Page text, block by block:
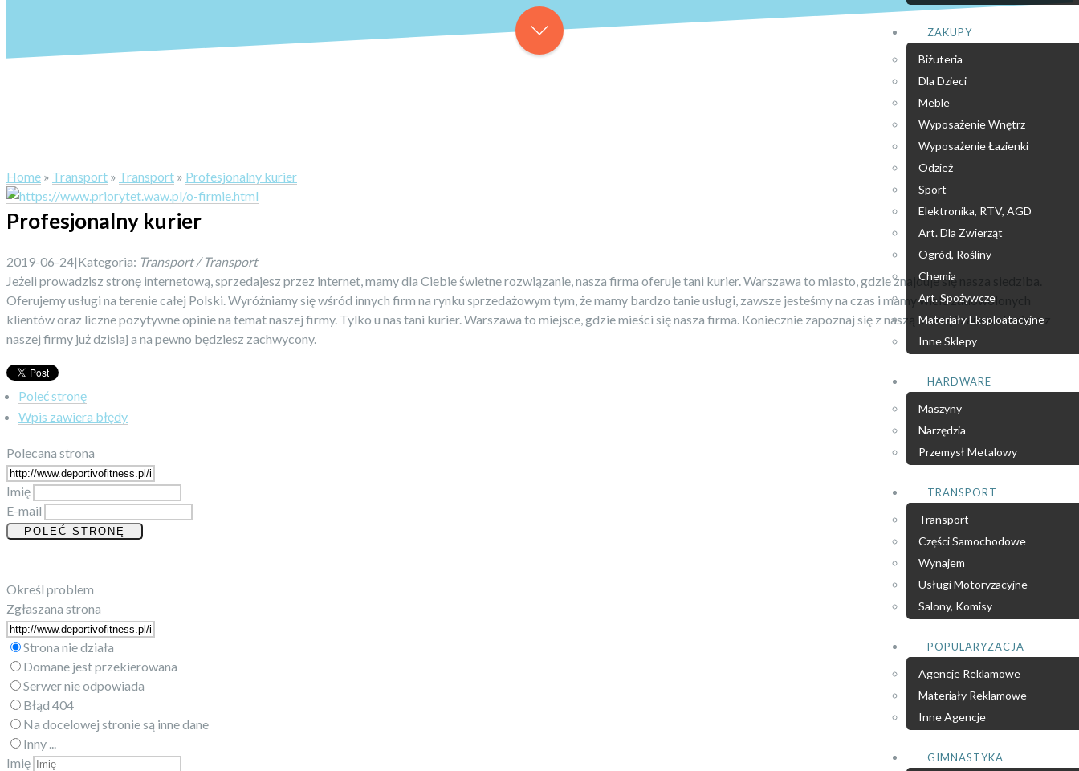
ZAKUPY
Biżuteria
Dla Dzieci
Meble
Wyposażenie Wnętrz
Wyposażenie Łazienki
Odzież
Sport
Elektronika, RTV, AGD
Art. Dla Zwierząt
Ogród, Rośliny
Chemia
Art. Spożywcze
Materiały Eksploatacyjne
Inne Sklepy
HARDWARE
Maszyny
Narzędzia
Przemysł Metalowy
TRANSPORT
Transport
Części Samochodowe
Wynajem
Usługi Motoryzacyjne
Salony, Komisy
POPULARYZACJA
Agencje Reklamowe
Materiały Reklamowe
Inne Agencje
GIMNASTYKA
Home » Transport » Transport » Profesjonalny kurier
Profesjonalny kurier
2019-06-24|Kategoria: Transport / Transport
Jeżeli prowadzisz stronę internetową, sprzedajesz przez internet, mamy dla Ciebie świetne rozwiązanie, nasza firma oferuje tani kurier. Warszawa to miasto, gdzie znajduje się nasza siedziba.
Oferujemy usługi na terenie całej Polski. Wyróżniamy się wśród innych firm na rynku sprzedażowym tym, że mamy bardzo tanie usługi, zawsze jesteśmy na czas i mamy wiele zadowolonych
klientów oraz liczne pozytywne opinie na temat naszej firmy. Tylko u nas tani kurier. Warszawa to miejsce, gdzie mieści się nasza firma. Koniecznie zapoznaj się z naszą ofertą i zamów kuriera z
naszej firmy już dzisiaj a na pewno będziesz zachwycony.
Poleć stronę
Wpis zawiera błędy
Polecana strona
Imię
E-mail
Określ problem
Zgłaszana strona
Strona nie działa
Domane jest przekierowana
Serwer nie odpowiada
Błąd 404
Na docelowej stronie są inne dane
Inny ...
Imię